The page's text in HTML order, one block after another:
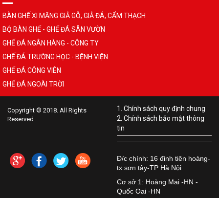
BÀN GHẾ XI MĂNG GIẢ GỖ, GIẢ ĐÁ, CẨM THẠCH
BỘ BÀN GHẾ - GHẾ ĐÁ SÂN VƯỜN
GHẾ ĐÁ NGÂN HÀNG - CÔNG TY
GHẾ ĐÁ TRƯỜNG HỌC - BỆNH VIỆN
GHẾ ĐÁ CÔNG VIÊN
GHẾ ĐÁ NGOÀI TRỜI
Copyright © 2018. All Rights
Reserved
1. Chính sách quy định chung
2. Chính sách bảo mật thông
tin
Đ/c chính: 16 đinh tiên hoàng-
tx sơn tây-TP Hà Nội
Cơ sở 1: Hoàng Mai -HN -
Quốc Oai -HN